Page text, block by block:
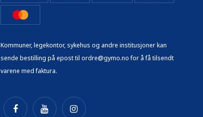
Kommuner, legekontor, sykehus og andre institusjoner kan
sende bestilling på epost til ordre@gymo.no for å få tilsendt
varene med faktura.